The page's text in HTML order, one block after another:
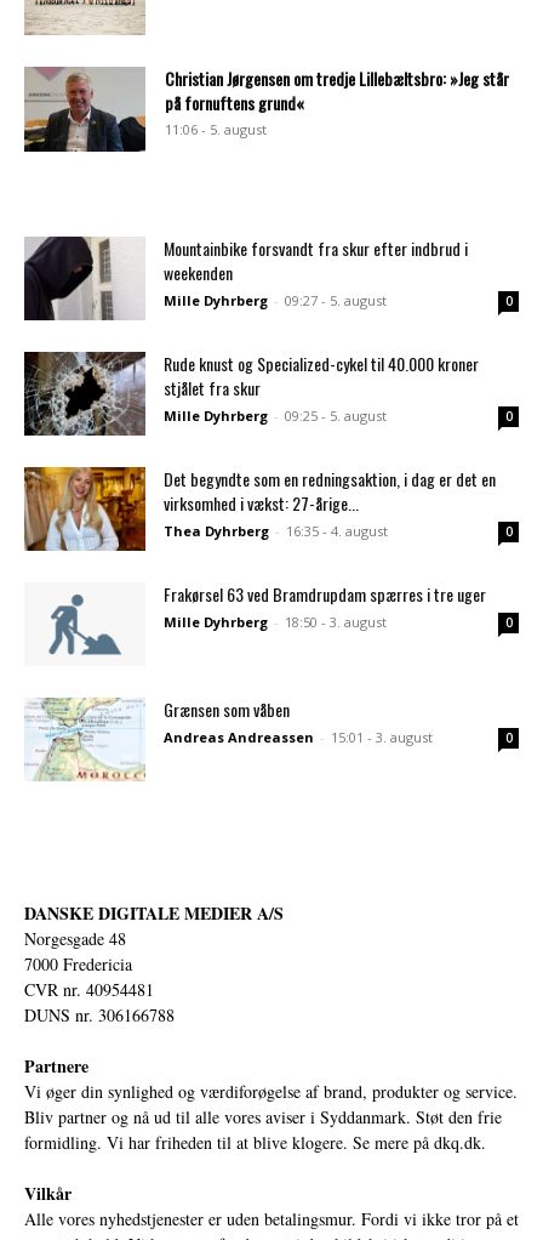
Christian Jørgensen om tredje Lillebæltsbro: »Jeg står
på fornuftens grund«
11:06 - 5. august
Mountainbike forsvandt fra skur efter indbrud i
weekenden
Mille Dyhrberg - 09:27 - 5. august 0
Rude knust og Specialized-cykel til 40.000 kroner
stjålet fra skur
Mille Dyhrberg - 09:25 - 5. august 0
Det begyndte som en redningsaktion, i dag er det en
virksomhed i vækst: 27-årige...
Thea Dyhrberg - 16:35 - 4. august 0
Frakørsel 63 ved Bramdrupdam spærres i tre uger
Mille Dyhrberg - 18:50 - 3. august 0
Grænsen som våben
Andreas Andreassen - 15:01 - 3. august 0
DANSKE DIGITALE MEDIER A/S
Norgesgade 48
7000 Fredericia
CVR nr. 40954481
DUNS nr. 306166788
Partnere
Vi øger din synlighed og værdiforøgelse af brand, produkter og service.
Bliv partner og nå ud til alle vores aviser i Syddanmark. Støt den frie
formidling. Vi har friheden til at blive klogere. Se mere på dkq.dk.
Vilkår
Alle vores nyhedstjenester er uden betalingsmur. Fordi vi ikke tror på et